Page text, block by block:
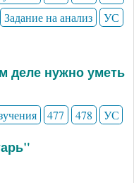
Задание на анализ
УС
деле нужно уметь
477 478 УС